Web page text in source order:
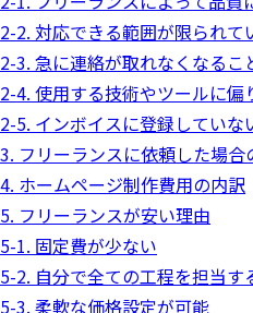
2-2. 対応できる範囲が限られて
2-3. 急に連絡が取れなくなるこ
2-4. 使用する技術やツールに偏
2-5. インボイスに登録していな
3. フリーランスに依頼した場合
4. ホームページ制作費用の内訳
5. フリーランスが安い理由
5-1. 固定費が少ない
5-2. 自分で全ての工程を担当す
5-3. 柔軟な価格設定が可能